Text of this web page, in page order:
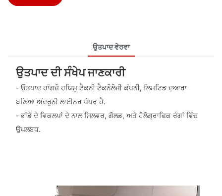
ਉਤਪਾਦ ਵੇਰਵਾ
ਉਤਪਾਦ ਦੀ ਸੰਖੇਪ ਜਾਣਕਾਰੀ
- ਉਤਪਾਦ ਹਾੰਗਜ਼ੌ ਹਯਿਮੂ ਟੈਕਨੀ ਟੈਕਨੋਲੋਜੀ ਕੰਪਨੀ, ਲਿਮਟਿਡ ਦੁਆਰਾ
ਬਣਿਆ ਅੰਦਰੂਨੀ ਲਾਈਨਰ ਪੇਪਰ ਹੈ.
- ਭਾਂਡੇ ਦੇ ਵਿਕਲਪਾਂ ਦੇ ਨਾਲ ਸਿਲਵਰ, ਗੋਲਡ, ਅਤੇ ਹੋਲੋਗ੍ਰਾਫਿਕ ਰੰਗਾਂ ਵਿੱਚ
ਉਪਲਬਧ.